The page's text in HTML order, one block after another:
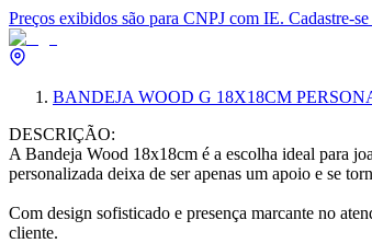
Preços exibidos são para CNPJ com IE. Cadastre-
BANDEJA WOOD G 18X18CM
DESCRIÇÃO:
A Bandeja Wood 18x18cm é a escolha ideal para
personalizada deixa de ser apenas um apoio e se
Com design sofisticado e presença marcante no
cliente.